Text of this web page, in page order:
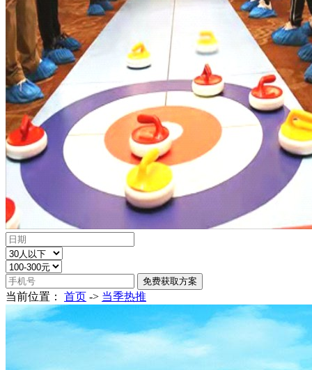
当前位置： 首页 -> 当季热推